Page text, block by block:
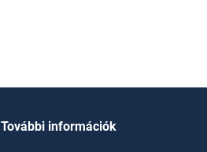
További információk